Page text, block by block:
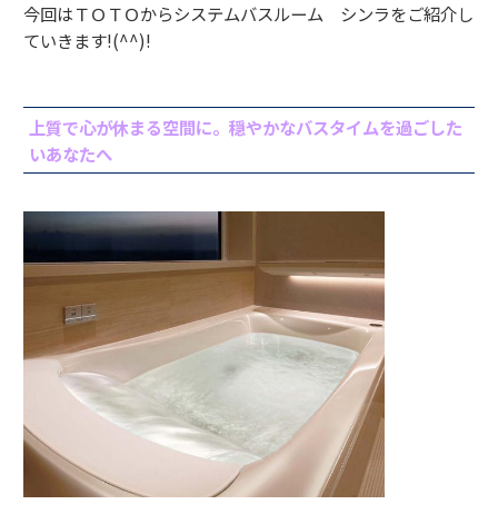
今回はＴＯＴＯからシステムバスルーム シンラをご紹介し
ていきます!(^^)!
上質で心が休まる空間に。穏やかなバスタイムを過ごした
いあなたへ